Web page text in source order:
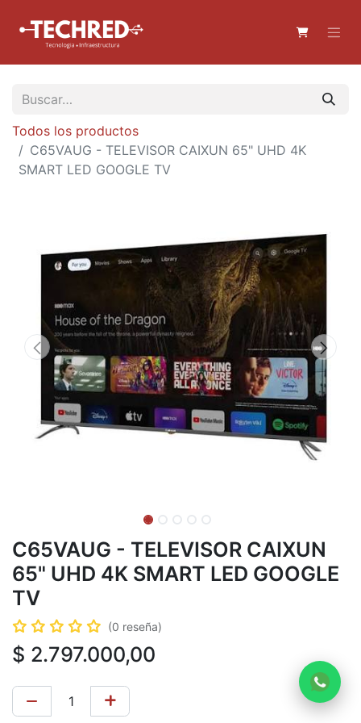
Todos los productos
C65VAUG - TELEVISOR CAIXUN 65" UHD 4K
SMART LED GOOGLE TV
C65VAUG - TELEVISOR CAIXUN
65" UHD 4K SMART LED GOOGLE
TV
(0 reseña)
$ 2.797.000,00